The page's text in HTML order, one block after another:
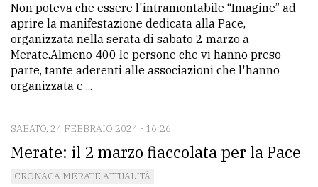
Non poteva che essere l'intramontabile “Imagine” ad
aprire la manifestazione dedicata alla Pace,
organizzata nella serata di sabato 2 marzo a
Merate.Almeno 400 le persone che vi hanno preso
parte, tante aderenti alle associazioni che l'hanno
organizzata e ...
SABATO, 24 FEBBRAIO 2024 - 16:26
Merate: il 2 marzo fiaccolata per la Pace
CRONACA MERATE ATTUALITÀ